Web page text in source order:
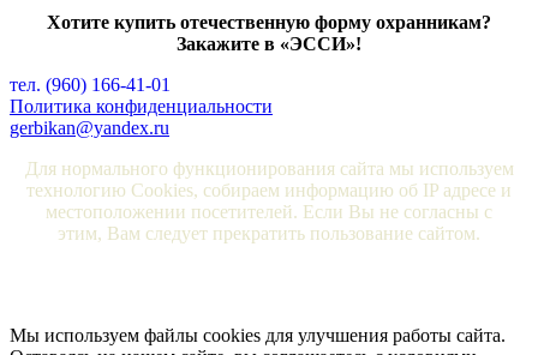
Хотите купить отечественную форму охранникам?
Закажите в «ЭССИ»!
тел. (960) 166-41-01
Политика конфиденциальности
gerbikan@yandex.ru
Для нормального функционирования сайта мы используем
технологию Cookies, собираем информацию об IP адресе и
местоположении посетителей. Если Вы не согласны с
этим, Вам следует прекратить пользование сайтом.
Мы используем файлы cookies для улучшения работы сайта.